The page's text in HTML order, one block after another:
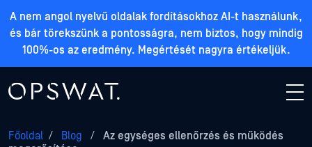
A nem angol nyelvű oldalak fordításokhoz AI-t használunk,
és bár törekszünk a pontosságra, nem biztos, hogy mindig
100%-os az eredmény. Megértését nagyra értékeljük.
Főoldal / Blog /
Az egységes ellenőrzés és működés